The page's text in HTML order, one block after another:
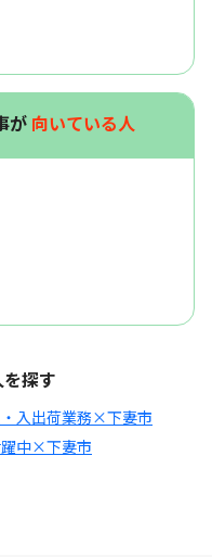
が 向いている人
探す
入出荷業務×下妻市
中×下妻市